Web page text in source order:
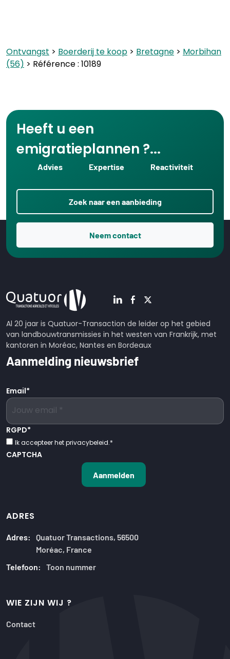
Ontvangst> Boerderij te koop> Bretagne> Morbihan
(56)> Référence : 10189
Heeft u een
emigratieplannen ?...
Advies Expertise Reactiviteit
Zoek naar een aanbieding
Neem contact
Al 20 jaar is Quatuor-Transaction de leider op het gebied
van landbouwtransmissies in het westen van Frankrijk, met
kantoren in Moréac, Nantes en Bordeaux
Aanmelding nieuwsbrief
Email*
RGPD*
Ik accepteer het privacybeleid.*
CAPTCHA
ADRES
Adres: Quatuor Transactions, 56500
Moréac, France
Telefoon: Toon nummer
WIE ZIJN WIJ ?
Contact